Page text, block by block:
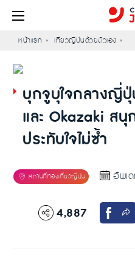
หน้าแรก เที่ยวญี่ปุ่นด้วยตัวเอง
บุกจูบุใจกลางญี่ปุ่
และ Okazaki ส
ประทับใจไม่ซ้ำ
อัพเ
4,887